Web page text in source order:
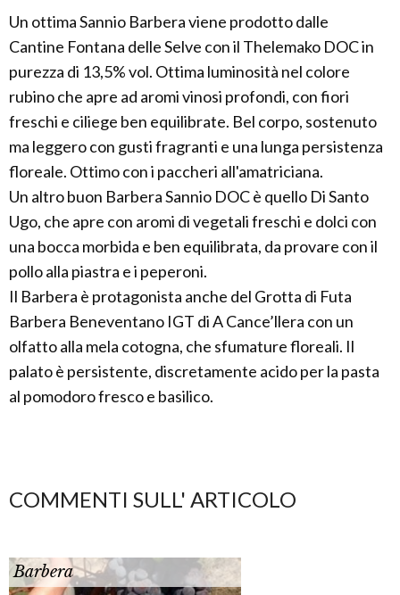
Un ottima Sannio Barbera viene prodotto dalle
Cantine Fontana delle Selve con il Thelemako DOC in
purezza di 13,5% vol. Ottima luminosità nel colore
rubino che apre ad aromi vinosi profondi, con fiori
freschi e ciliege ben equilibrate. Bel corpo, sostenuto
ma leggero con gusti fragranti e una lunga persistenza
floreale. Ottimo con i paccheri all'amatriciana.
Un altro buon Barbera Sannio DOC è quello Di Santo
Ugo, che apre con aromi di vegetali freschi e dolci con
una bocca morbida e ben equilibrata, da provare con il
pollo alla piastra e i peperoni.
Il Barbera è protagonista anche del Grotta di Futa
Barbera Beneventano IGT di A Cance’llera con un
olfatto alla mela cotogna, che sfumature floreali. Il
palato è persistente, discretamente acido per la pasta
al pomodoro fresco e basilico.
COMMENTI SULL' ARTICOLO
Barbera